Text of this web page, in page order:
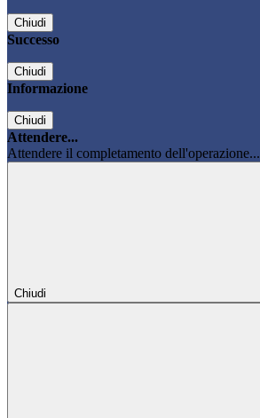
Chiudi
Successo
Chiudi
Informazione
Chiudi
Attendere...
Attendere il completamento dell'operazione...
Chiudi